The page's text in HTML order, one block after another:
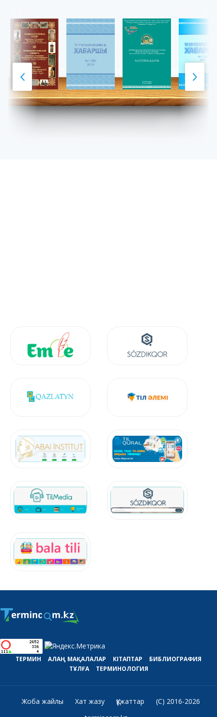
ТЕРМИН АЛАҢ МАҚАЛАЛАР КІТАПТАР
БИБЛИОГРАФИЯ
ТҰЛҒА
ТЕРМИНОЛОГИЯ
Жоба жайлы Хат жазу Құжаттар
(C) 2016-2026